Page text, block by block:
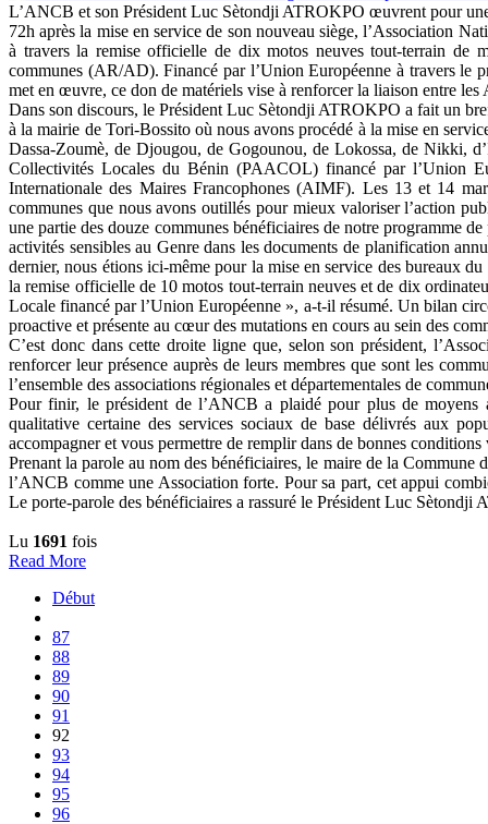
L’ANCB et son Président Luc Sètondji ATROKPO œuvrent pour
72h après la mise en service de son nouveau siège, l’Association
à travers la remise officielle de dix motos neuves tout-terrain de
communes (AR/AD). Financé par l’Union Européenne à travers
met en œuvre, ce don de matériels vise à renforcer la liaison entre
Dans son discours, le Président Luc Sètondji ATROKPO a fait un
à la mairie de Tori-Bossito où nous avons procédé à la mise en
Dassa-Zoumè, de Djougou, de Gogounou, de Lokossa, de Nikki,
Collectivités Locales du Bénin (PAACOL) financé par l’Union
Internationale des Maires Francophones (AIMF). Les 13 et 14
communes que nous avons outillés pour mieux valoriser l’action
une partie des douze communes bénéficiaires de notre programme
activités sensibles au Genre dans les documents de planification
dernier, nous étions ici-même pour la mise en service des bureaux
la remise officielle de 10 motos tout-terrain neuves et de dix
Locale financé par l’Union Européenne », a-t-il résumé. Un bilan
proactive et présente au cœur des mutations en cours au sein des
C’est donc dans cette droite ligne que, selon son président,
renforcer leur présence auprès de leurs membres que sont les
l’ensemble des associations régionales et départementales de
Pour finir, le président de l’ANCB a plaidé pour plus de moyens
qualitative certaine des services sociaux de base délivrés aux
accompagner et vous permettre de remplir dans de bonnes
Prenant la parole au nom des bénéficiaires, le maire de la
l’ANCB comme une Association forte. Pour sa part, cet appui
Le porte-parole des bénéficiaires a rassuré le Président Luc
Lu 1691 fois
Read More
Début
87
88
89
90
91
92
93
94
95
96